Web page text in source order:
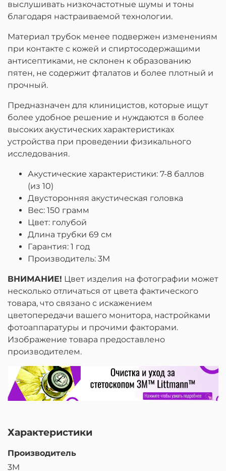
выслушивать низкочастотные шумы и тоны
благодаря настраиваемой технологии.
Материал трубок менее подвержен изменениям
при контакте с кожей и спиртосодержащими
антисептиками, не склонен к образованию
пятен, не содержит фталатов и более плотный и
прочный.
Предназначен для клиницистов, которые ищут
более удобное решение и нуждаются в более
высоких акустических характеристиках
устройства при проведении физикального
исследования.
Акустические характеристики: 7-8 баллов
(из 10)
Двусторонняя акустическая головка
Вес: 150 грамм
Цвет: голубой
Длина трубки 69 см
Гарантия: 1 год
Производитель: 3M
ВНИМАНИЕ! Цвет изделия на фотографии может
несколько отличаться от цвета фактического
товара, что связано с искажением
цветопередачи вашего монитора, настройками
фотоаппаратуры и прочими факторами.
Изображение товара предоставлено
производителем.
Характеристики
Производитель
3M